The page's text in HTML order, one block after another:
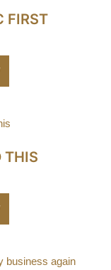
FIRST
THIS